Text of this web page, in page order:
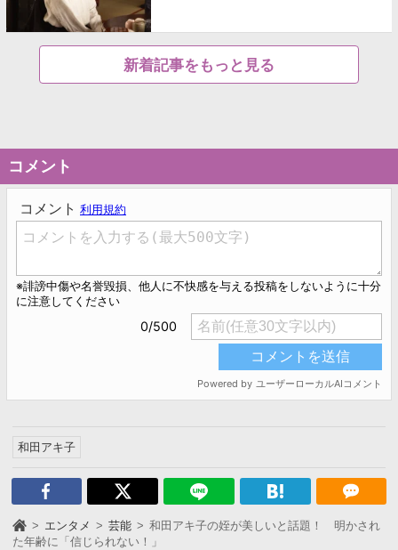
新着記事をもっと見る
コメント
和田アキ子
エンタメ 芸能
和田アキ子の姪が美しいと話題！ 明かされ
た年齢に「信じられない！」